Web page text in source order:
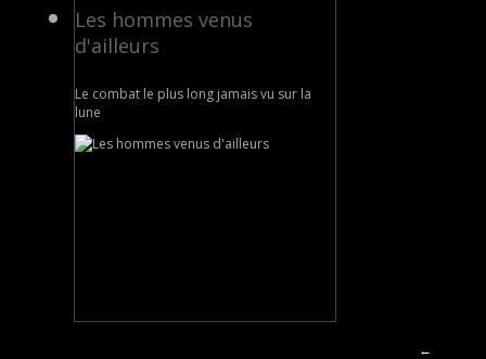
Les hommes venus
d'ailleurs
Le combat le plus long jamais vu sur la
lune
←